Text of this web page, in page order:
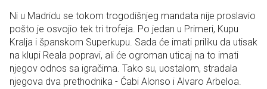
Ni u Madridu se tokom trogodišnjeg mandata nije proslavio
pošto je osvojio tek tri trofeja. Po jedan u Primeri, Kupu
Kralja i španskom Superkupu. Sada će imati priliku da utisak
na klupi Reala popravi, ali će ogroman uticaj na to imati
njegov odnos sa igračima. Tako su, uostalom, stradala
njegova dva prethodnika - Ćabi Alonso i Alvaro Arbeloa.